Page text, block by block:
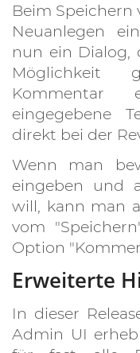
Beim
Neuanlegen
nun ein Dialog,
Möglichkeit
Kommentar
eingegebene
direkt bei der
Wenn man
eingeben und
will, kann man
vom
Option
Erweiterte
In dieser
Admin UI